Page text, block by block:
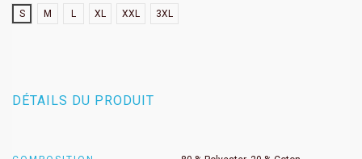
S
M L XL XXL 3XL
DÉTAILS DU PRODUIT